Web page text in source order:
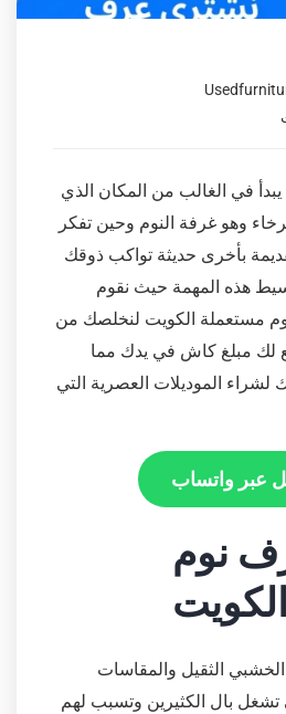
في الغالب من المكان الذي
وهو غرفة النوم وحين تفكر
بأخرى حديثة تواكب ذوقك
هذه المهمة حيث نقوم
مستعملة الكويت لنخلصك من
لك مبلغ كاش في يدك مما
الموديلات العصرية التي
عبر واتساب
نوم
الخشبي الثقيل والمقاسات
تشغل بال الكثيرين وتسبب لهم